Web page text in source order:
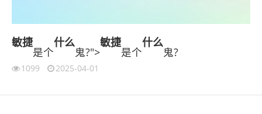
敏捷
是个
什么
鬼?">
敏捷
是个
什么
鬼?
1099 2025-04-01